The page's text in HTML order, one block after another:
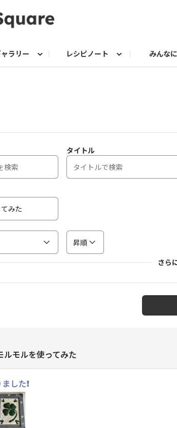
ラリー レシピノート
レシピ
みんな
タイトル
昇順
さら
ルモルを使ってみた
した❗️